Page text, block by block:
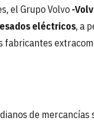
el Grupo Volvo-
eléctricos, a
de mercancías